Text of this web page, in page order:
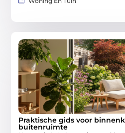
Praktische gids voor
buitenruimte